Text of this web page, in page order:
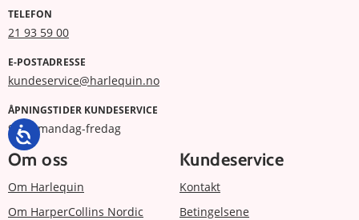
TELEFON
21 93 59 00
E-POSTADRESSE
kundeservice@harlequin.no
ÅPNINGSTIDER KUNDESERVICE
9 -17 mandag-fredag
Om oss
Om Harlequin
Om HarperCollins Nordic
Kundeservice
Kontakt
Betingelsene